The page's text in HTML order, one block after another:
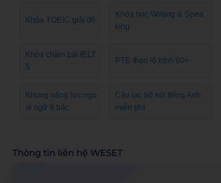
Khóa TOEIC giải đề
Khóa học Writing & Spea
king
Khóa chấm bài IELT
S
PTE theo lộ trình 80+
Khung năng lực ngo
ại ngữ 6 bậc
Câu lạc bộ nói tiếng Anh
miễn phí
Thông tin liên hệ WESET